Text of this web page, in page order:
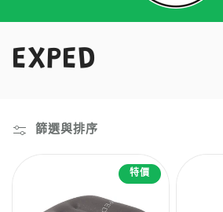
商
系
EXPED
篩選與排序
特價